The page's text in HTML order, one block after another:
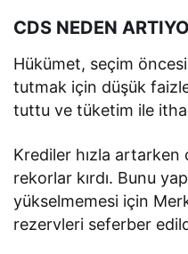
CDS NEDEN
Hükümet, seçim
tutmak için düşük faizle
tuttu ve tüketim ile
Krediler hızla artarken
rekorlar kırdı. Bunu
yükselmemesi için
rezervleri seferber